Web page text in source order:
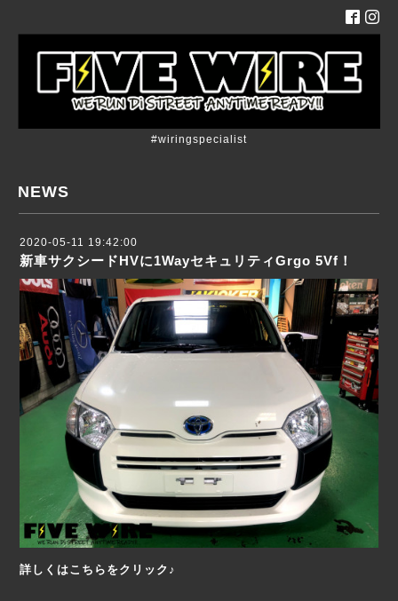
#wiringspecialist
NEWS
2020-05-11 19:42:00
新車サクシードHVに1WayセキュリティGrgo 5Vf！
詳しくはこちらをクリック♪